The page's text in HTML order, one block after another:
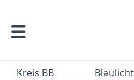
Kreis BB Blaulicht